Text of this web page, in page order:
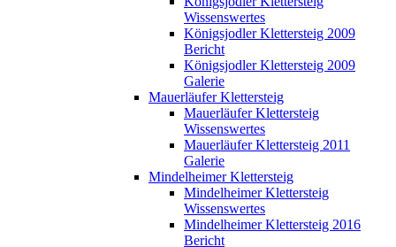
Wissenswertes
Königsjodler Klettersteig 2009
Bericht
Königsjodler Klettersteig 2009
Galerie
Mauerläufer Klettersteig
Mauerläufer Klettersteig
Wissenswertes
Mauerläufer Klettersteig 2011
Galerie
Mindelheimer Klettersteig
Mindelheimer Klettersteig
Wissenswertes
Mindelheimer Klettersteig 2016
Bericht